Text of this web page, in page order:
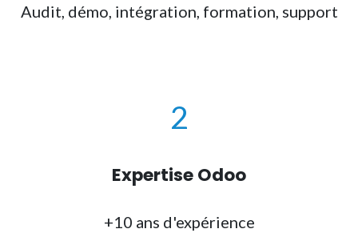
Audit, démo, intégration, formation, support
2
Expertise Odoo
+10 ans d'expérience